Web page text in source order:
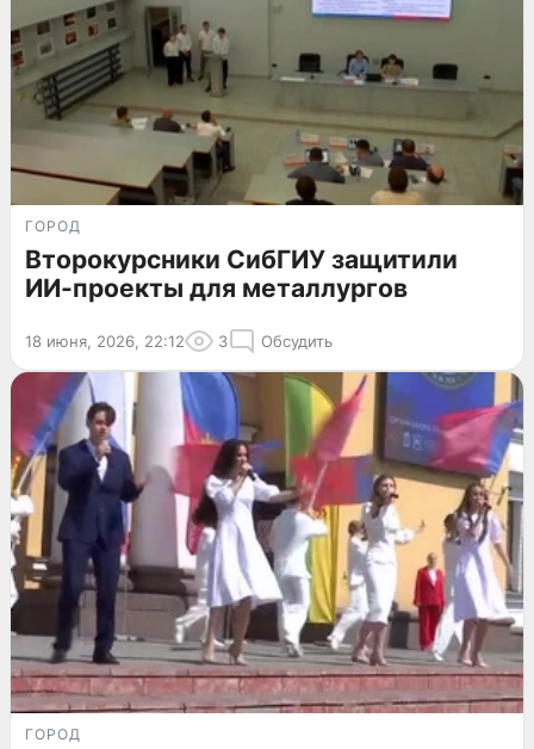
ГОРОД
Второкурсники СибГИУ защитили
ИИ-проекты для металлургов
18 июня, 2026, 22:12 3 Обсудить
ГОРОД